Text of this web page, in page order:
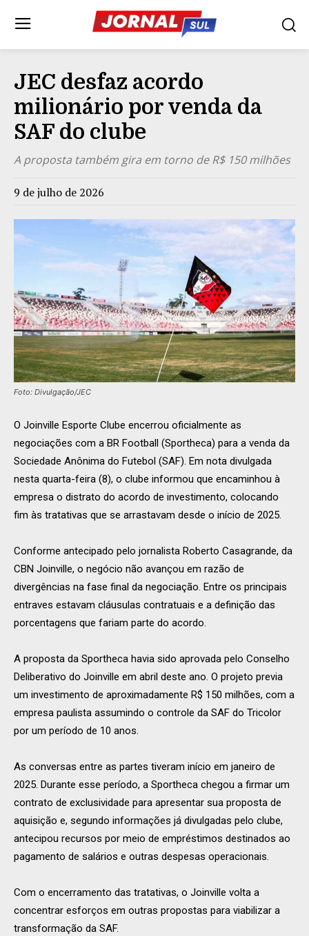
JEC desfaz acordo
milionário por venda da
SAF do clube
A proposta também gira em torno de R$ 150 milhões
9 de julho de 2026
Foto: Divulgação/JEC
O Joinville Esporte Clube encerrou oficialmente as
negociações com a BR Football (Sportheca) para a venda da
Sociedade Anônima do Futebol (SAF). Em nota divulgada
nesta quarta-feira (8), o clube informou que encaminhou à
empresa o distrato do acordo de investimento, colocando
fim às tratativas que se arrastavam desde o início de 2025.
Conforme antecipado pelo jornalista Roberto Casagrande, da
CBN Joinville, o negócio não avançou em razão de
divergências na fase final da negociação. Entre os principais
entraves estavam cláusulas contratuais e a definição das
porcentagens que fariam parte do acordo.
A proposta da Sportheca havia sido aprovada pelo Conselho
Deliberativo do Joinville em abril deste ano. O projeto previa
um investimento de aproximadamente R$ 150 milhões, com a
empresa paulista assumindo o controle da SAF do Tricolor
por um período de 10 anos.
As conversas entre as partes tiveram início em janeiro de
2025. Durante esse período, a Sportheca chegou a firmar um
contrato de exclusividade para apresentar sua proposta de
aquisição e, segundo informações já divulgadas pelo clube,
antecipou recursos por meio de empréstimos destinados ao
pagamento de salários e outras despesas operacionais.
Com o encerramento das tratativas, o Joinville volta a
concentrar esforços em outras propostas para viabilizar a
transformação da SAF.